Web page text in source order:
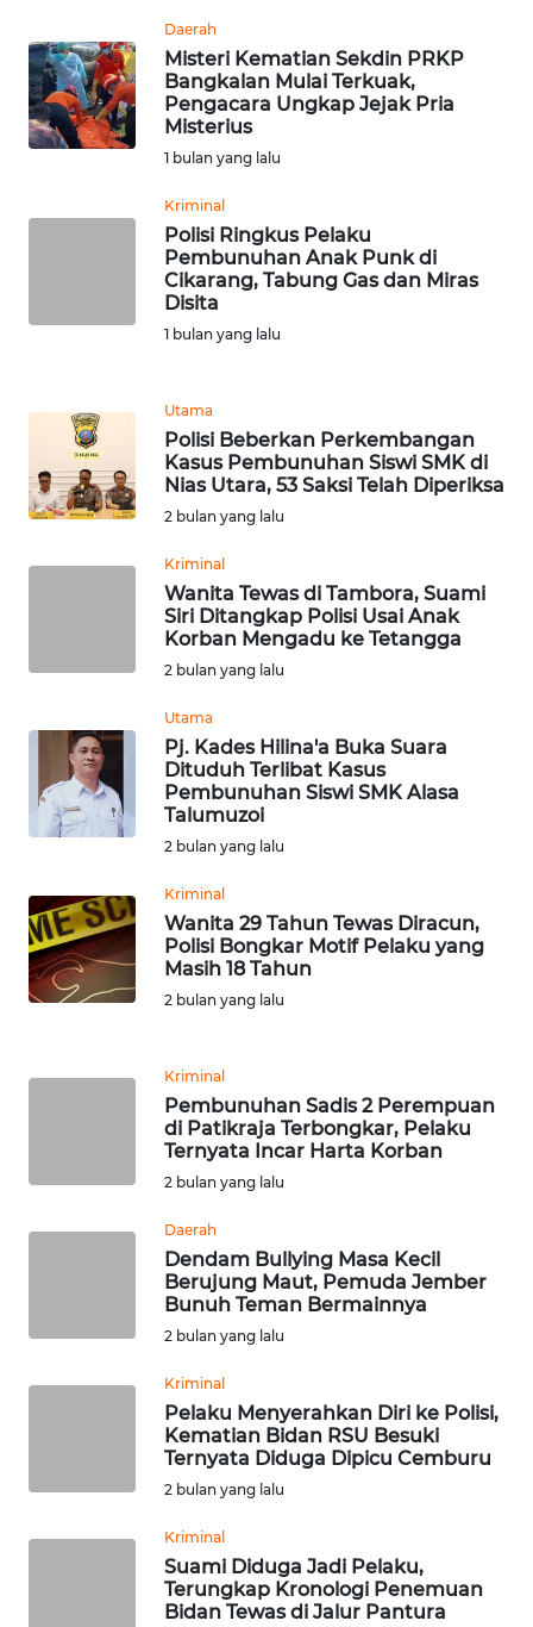
Daerah
Misteri Kematian Sekdin PRKP
Bangkalan Mulai Terkuak,
Pengacara Ungkap Jejak Pria
Misterius
1 bulan yang lalu
Kriminal
Polisi Ringkus Pelaku
Pembunuhan Anak Punk di
Cikarang, Tabung Gas dan Miras
Disita
1 bulan yang lalu
Utama
Polisi Beberkan Perkembangan
Kasus Pembunuhan Siswi SMK di
Nias Utara, 53 Saksi Telah Diperiksa
2 bulan yang lalu
Kriminal
Wanita Tewas di Tambora, Suami
Siri Ditangkap Polisi Usai Anak
Korban Mengadu ke Tetangga
2 bulan yang lalu
Utama
Pj. Kades Hilina'a Buka Suara
Dituduh Terlibat Kasus
Pembunuhan Siswi SMK Alasa
Talumuzoi
2 bulan yang lalu
Kriminal
Wanita 29 Tahun Tewas Diracun,
Polisi Bongkar Motif Pelaku yang
Masih 18 Tahun
2 bulan yang lalu
Kriminal
Pembunuhan Sadis 2 Perempuan
di Patikraja Terbongkar, Pelaku
Ternyata Incar Harta Korban
2 bulan yang lalu
Daerah
Dendam Bullying Masa Kecil
Berujung Maut, Pemuda Jember
Bunuh Teman Bermainnya
2 bulan yang lalu
Kriminal
Pelaku Menyerahkan Diri ke Polisi,
Kematian Bidan RSU Besuki
Ternyata Diduga Dipicu Cemburu
2 bulan yang lalu
Kriminal
Suami Diduga Jadi Pelaku,
Terungkap Kronologi Penemuan
Bidan Tewas di Jalur Pantura
WN
SERAMBI
WN
SULTENG
SUMBAR
WN
SUMSEL
BENGKULU
WN
LAMPUNG
WN